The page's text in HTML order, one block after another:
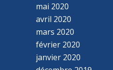
mai 2020
avril 2020
mars 2020
février 2020
janvier 2020